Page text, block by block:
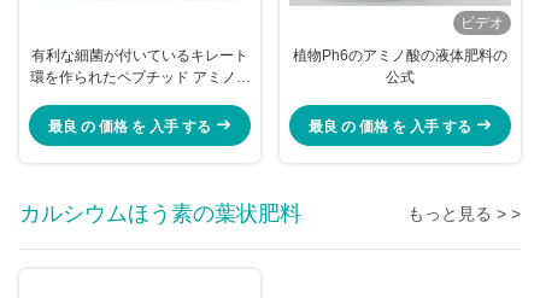
有利な細菌が付いているキレート
環を作られたペプチッド アミノ酸
最良 の 価格 を 入手 する
ビデオ
植物Ph6のアミノ酸の液体肥料の
公式
最良 の 価格 を 入手 する
カルシウムほう素の葉状肥料 もっと見る > >